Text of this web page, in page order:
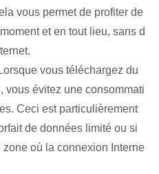
vous permet de profiter de
et en tout lieu, sans d
vous téléchargez du
vous évitez une consommati
Ceci est particulièrement
de données limité ou si
où la connexion Interne